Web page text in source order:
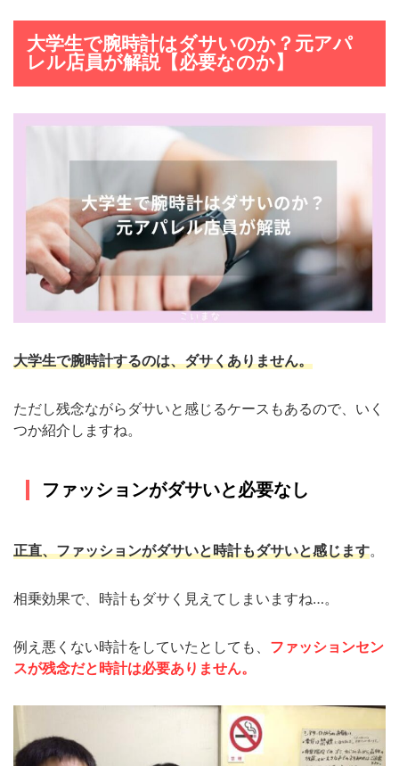
大学生で腕時計はダサいのか？元アパ
レル店員が解説【必要なのか】
大学生で腕時計するのは、ダサくありません。
ただし残念ながらダサいと感じるケースもあるので、いく
つか紹介しますね。
ファッションがダサいと必要なし
正直、ファッションがダサいと時計もダサいと感じます。
相乗効果で、時計もダサく見えてしまいますね…。
例え悪くない時計をしていたとしても、 ファッションセン
スが残念だと時計は必要ありません。